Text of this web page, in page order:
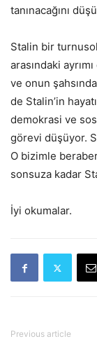
tanınacağını
Stalin bir
arasındaki
ve onun
de Stalin’in
demokrasi ve
görevi düşüyor.
O bizimle
sonsuza kadar
İyi okumalar.
Previous article